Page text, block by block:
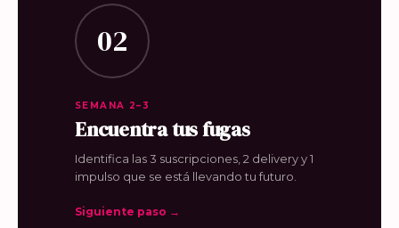
02
SEMANA 2–3
Encuentra tus fugas
Identifica las 3 suscripciones, 2 delivery y 1
impulso que se está llevando tu futuro.
Siguiente paso →